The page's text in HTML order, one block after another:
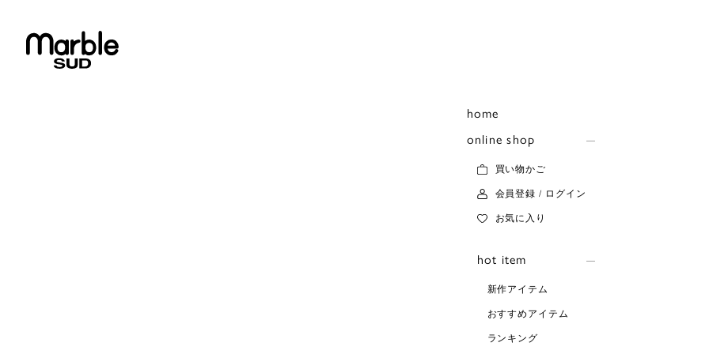
home
online shop
買い物かご
会員登録 / ログイン
お気に入り
hot item
新作アイテム
おすすめアイテム
ランキング